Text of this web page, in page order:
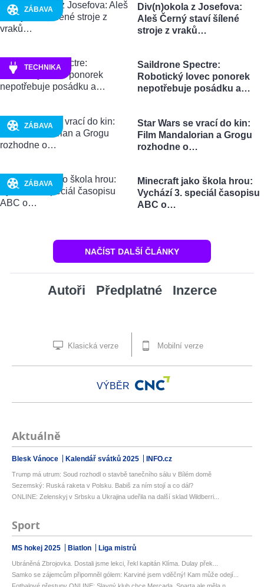
ZÁBAVA
Div(n)okola z Josefova:
Aleš Černý staví šílené
stroje z vraků…
TECHNIKA
Saildrone Spectre:
Robotický lovec ponorek
nepotřebuje posádku a…
ZÁBAVA
Star Wars se vrací do kin:
Film Mandalorian a Grogu
rozhodne o…
ZÁBAVA
Minecraft jako škola hrou:
Vychází 3. speciál časopisu
ABC o…
NAČÍST DALŠÍ ČLÁNKY
Autoři Předplatné Inzerce
Klasická verze Mobilní verze
VÝBĚR
Aktuálně
Blesk Vánoce Kalendář svátků 2025 INFO.cz
Trump má utrum: Soud rozhodl o stavbě tanečního sálu v Bílém domě
Sezemský: Ruská raketa v Polsku. Babiš za ním stojí a co dál?
ONLINE: Zelenskyj v Srbsku a Ukrajina udeřila na další sklad Wildberri...
Sport
MS hokej 2025 Biatlon Liga mistrů
Ubráněná Zbrojovka. Dostali jsme lekci, řekl kapitán Klíma. Dulay přek...
Samko se zájemcům připomněl gólem: Karviné jsem vděčný! Kam může odejí...